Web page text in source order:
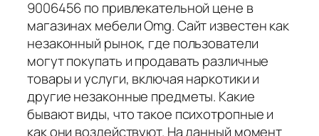
9006456 по привлекательной цене в
магазинах мебели Omg. Сайт известен как
незаконный рынок, где пользователи
могут покупать и продавать различные
товары и услуги, включая наркотики и
другие незаконные предметы. Какие
бывают виды, что такое психотропные и
как они воздействуют. На данный момент